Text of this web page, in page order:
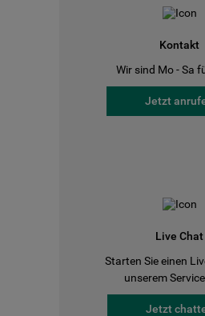
Kontakt
Wir sind Mo - Sa
Jetzt
Live Chat
Starten Sie einen
unserem
Jetzt